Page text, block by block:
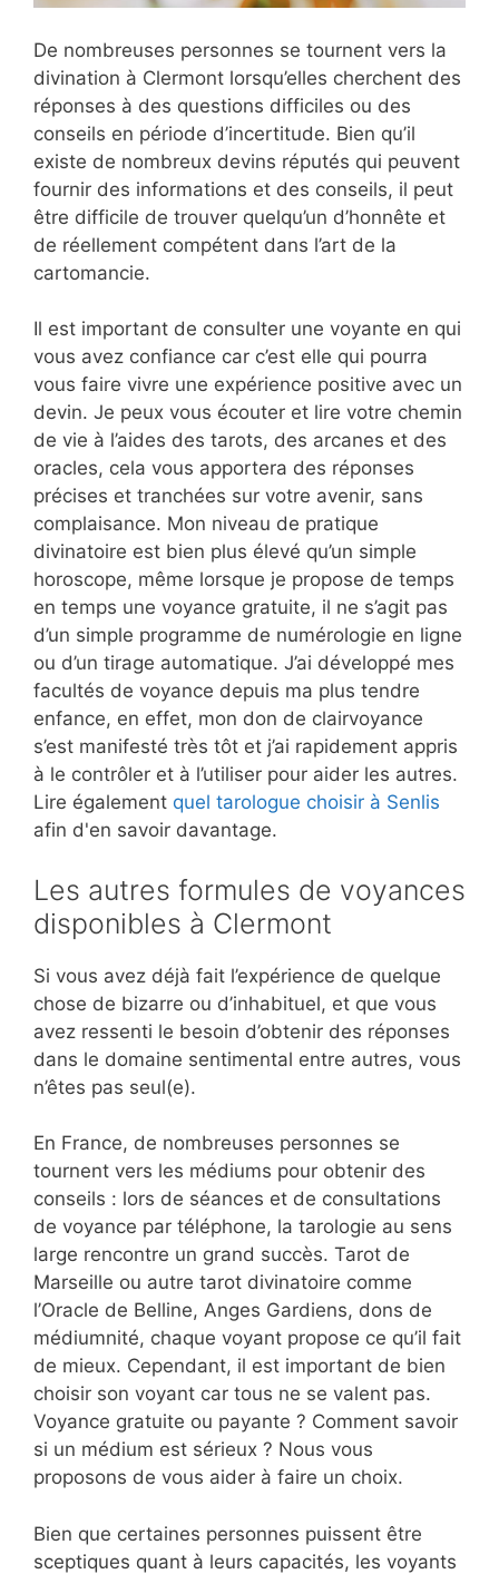
De nombreuses personnes se tournent vers la
divination à Clermont lorsqu’elles cherchent des
réponses à des questions difficiles ou des
conseils en période d’incertitude. Bien qu’il
existe de nombreux devins réputés qui peuvent
fournir des informations et des conseils, il peut
être difficile de trouver quelqu’un d’honnête et
de réellement compétent dans l’art de la
cartomancie.
Il est important de consulter une voyante en qui
vous avez confiance car c’est elle qui pourra
vous faire vivre une expérience positive avec un
devin. Je peux vous écouter et lire votre chemin
de vie à l’aides des tarots, des arcanes et des
oracles, cela vous apportera des réponses
précises et tranchées sur votre avenir, sans
complaisance. Mon niveau de pratique
divinatoire est bien plus élevé qu’un simple
horoscope, même lorsque je propose de temps
en temps une voyance gratuite, il ne s’agit pas
d’un simple programme de numérologie en ligne
ou d’un tirage automatique. J’ai développé mes
facultés de voyance depuis ma plus tendre
enfance, en effet, mon don de clairvoyance
s’est manifesté très tôt et j’ai rapidement appris
à le contrôler et à l’utiliser pour aider les autres.
Lire également quel tarologue choisir à Senlis
afin d'en savoir davantage.
Les autres formules de voyances
disponibles à Clermont
Si vous avez déjà fait l’expérience de quelque
chose de bizarre ou d’inhabituel, et que vous
avez ressenti le besoin d’obtenir des réponses
dans le domaine sentimental entre autres, vous
n’êtes pas seul(e).
En France, de nombreuses personnes se
tournent vers les médiums pour obtenir des
conseils : lors de séances et de consultations
de voyance par téléphone, la tarologie au sens
large rencontre un grand succès. Tarot de
Marseille ou autre tarot divinatoire comme
l’Oracle de Belline, Anges Gardiens, dons de
médiumnité, chaque voyant propose ce qu’il fait
de mieux. Cependant, il est important de bien
choisir son voyant car tous ne se valent pas.
Voyance gratuite ou payante ? Comment savoir
si un médium est sérieux ? Nous vous
proposons de vous aider à faire un choix.
Bien que certaines personnes puissent être
sceptiques quant à leurs capacités, les voyants